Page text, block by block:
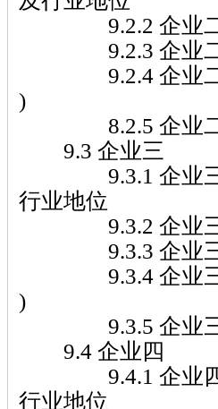
9.2.2 企业二公
9.2.3 企业二
9.2.4 企业二绿
)
8.2.5 企业二
9.3 企业三
9.3.1 企业三基
行业地位
9.3.2 企业三公
9.3.3 企业三
9.3.4 企业三绿
)
9.3.5 企业三
9.4 企业四
9.4.1 企业四基
行业地位